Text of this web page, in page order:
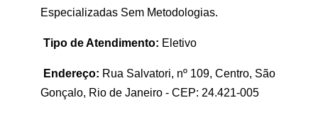
Especializadas Sem Metodologias.
Tipo de Atendimento: Eletivo
Endereço: Rua Salvatori, nº 109, Centro, São
Gonçalo, Rio de Janeiro - CEP: 24.421-005